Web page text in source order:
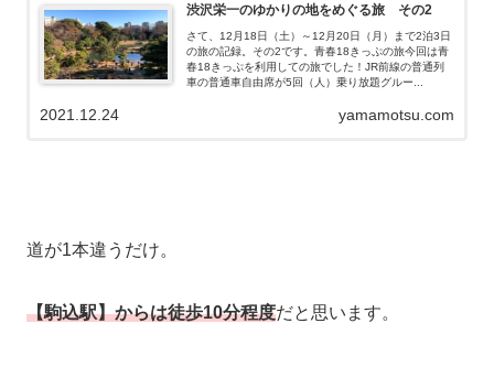
渋沢栄一のゆかりの地をめぐる旅 その2
さて、12月18日（土）～12月20日（月）まで2泊3日
の旅の記録。その2です。青春18きっぷの旅今回は青
春18きっぷを利用しての旅でした！JR前線の普通列
車の普通車自由席が5回（人）乗り放題グルー...
yamamotsu.com
2021.12.24
道が1本違うだけ。
【駒込駅】からは徒歩10分程度だと思います。